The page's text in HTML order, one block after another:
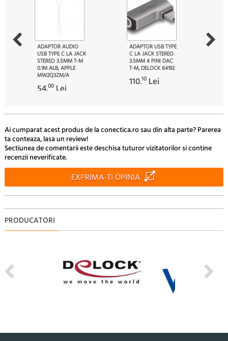
ADAPTOR AUDIO
USB TYPE C LA JACK
STEREO 3.5MM T-M
0.1M ALB, APPLE
MW2Q3ZM/A
54.00 Lei
ADAPTOR USB TYPE
C LA JACK STEREO
3.5MM 4 PINI DAC
T-M, DELOCK 64192
110.10 Lei
Ai cumparat acest produs de la conectica.ro sau din alta parte? Parerea
ta conteaza, lasa un review!
Sectiunea de comentarii este deschisa tuturor vizitatorilor si contine
recenzii neverificate.
EXPRIMA-TI OPINIA
PRODUCATORI